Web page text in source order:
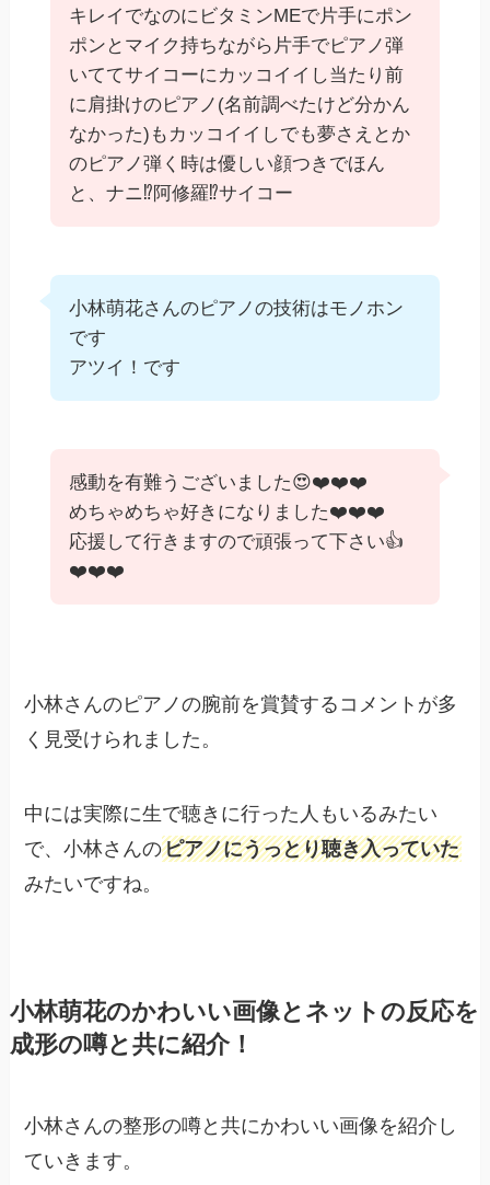
キレイでなのにビタミンMEで片手にポン
ポンとマイク持ちながら片手でピアノ弾
いててサイコーにカッコイイし当たり前
に肩掛けのピアノ(名前調べたけど分かん
なかった)もカッコイイしでも夢さえとか
のピアノ弾く時は優しい顔つきでほん
と、ナニ⁉️阿修羅⁉️サイコー
小林萌花さんのピアノの技術はモノホン
です
アツイ！です
感動を有難うございました😍❤️❤️❤️
めちゃめちゃ好きになりました❤️❤️❤️
応援して行きますので頑張って下さい👍
❤️❤️❤️
小林さんのピアノの腕前を賞賛するコメントが多
く見受けられました。
中には実際に生で聴きに行った人もいるみたい
で、小林さんのピアノにうっとり聴き入っていた
みたいですね。
小林萌花のかわいい画像とネットの反応を
成形の噂と共に紹介！
小林さんの整形の噂と共にかわいい画像を紹介し
ていきます。